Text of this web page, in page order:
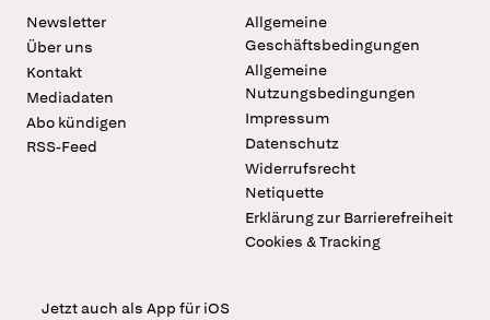
Newsletter
Über uns
Kontakt
Mediadaten
Abo kündigen
RSS-Feed
Allgemeine
Geschäftsbedingungen
Allgemeine
Nutzungsbedingungen
Impressum
Datenschutz
Widerrufsrecht
Netiquette
Erklärung zur Barrierefreiheit
Cookies & Tracking
Jetzt auch als App für iOS